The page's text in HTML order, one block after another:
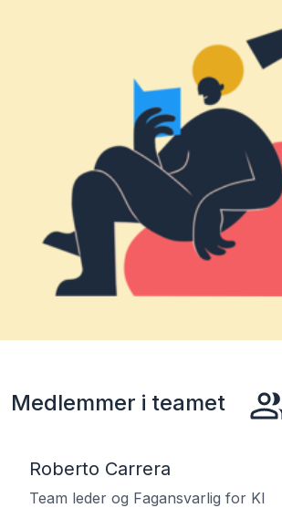
Medlemmer i teamet
Roberto Carrera
Team leder og Fagansvarlig for KI